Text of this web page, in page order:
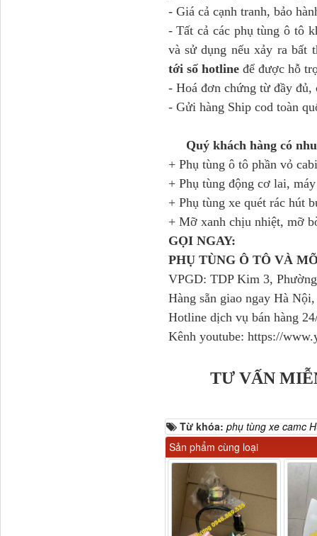
- Giá cả cạnh tranh, bảo
- Tất cả các phụ tùng ô tô
và sử dụng nếu xảy ra bất
tới số hotline để được hỗ
- Hoá đơn chứng từ đầy đủ,
- Gửi hàng Ship cod toàn
Quý khách hàng có nhu
+ Phụ tùng ô tô phần vỏ
+ Phụ tùng động cơ lai,
+ Phụ tùng xe quét rác hút
+ Mỡ xanh chịu nhiệt, mỡ
GỌI NGAY:
PHỤ TÙNG Ô TÔ VÀ
VPGD: TDP Kim 3,
Hàng sẵn giao ngay Hà
Hotline dịch vụ bán hàng
Kênh youtube: https://
TƯ VẤN
Từ khóa: phụ tùng xe camc
Sản phẩm cùng loại